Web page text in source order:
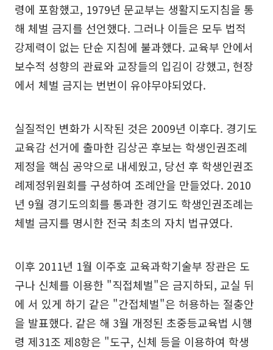
령에 포함했고, 1979년 문교부는 생활지도지침을 통
해 체벌 금지를 선언했다. 그러나 이들은 모두 법적
강제력이 없는 단순 지침에 불과했다. 교육부 안에서
보수적 성향의 관료와 교장들의 입김이 강했고, 현장
에서 체벌 금지는 번번이 유야무야되었다.
실질적인 변화가 시작된 것은 2009년 이후다. 경기도
교육감 선거에 출마한 김상곤 후보는 학생인권조례
제정을 핵심 공약으로 내세웠고, 당선 후 학생인권조
례제정위원회를 구성하여 조례안을 만들었다. 2010
년 9월 경기도의회를 통과한 경기도 학생인권조례는
체벌 금지를 명시한 전국 최초의 자치 법규였다.
이후 2011년 1월 이주호 교육과학기술부 장관은 도
구나 신체를 이용한 "직접체벌"은 금지하되, 교실 뒤
에 서 있게 하기 같은 "간접체벌"은 허용하는 절충안
을 발표했다. 같은 해 3월 개정된 초중등교육법 시행
령 제31조 제8항은 "도구, 신체 등을 이용하여 학생